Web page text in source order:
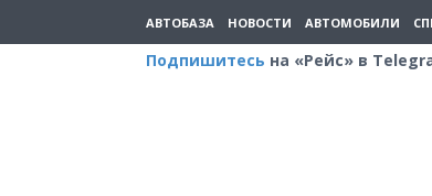
АВТОБАЗА НОВОСТИ АВТОМОБИЛИ
Подпишитесь на «Рейс» в